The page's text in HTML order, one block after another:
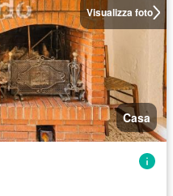
Visualizza foto
Casa